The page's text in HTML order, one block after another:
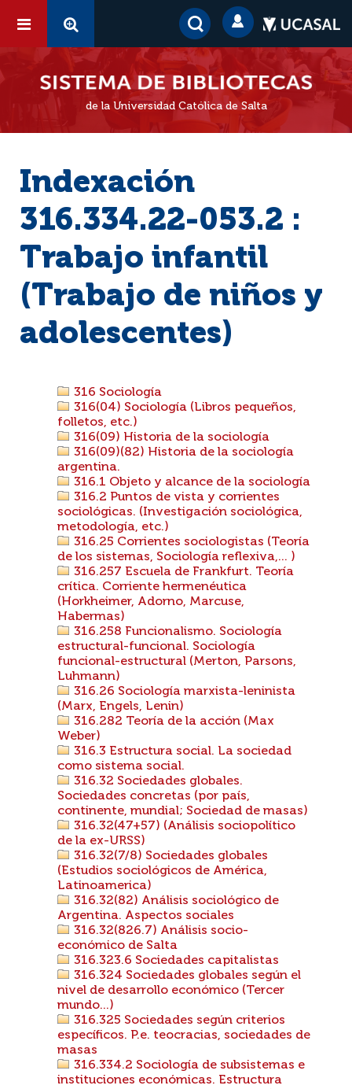
de la Universidad Católica de Salta
Indexación
316.334.22-053.2 :
Trabajo infantil
(Trabajo de niños y
adolescentes)
316 Sociología
316(04) Sociología (Libros pequeños,
folletos, etc.)
316(09) Historia de la sociología
316(09)(82) Historia de la sociología
argentina.
316.1 Objeto y alcance de la sociología
316.2 Puntos de vista y corrientes
sociológicas. (Investigación sociológica,
metodología, etc.)
316.25 Corrientes sociologistas (Teoría
de los sistemas, Sociología reflexiva,... )
316.257 Escuela de Frankfurt. Teoría
crítica. Corriente hermenéutica
(Horkheimer, Adorno, Marcuse,
Habermas)
316.258 Funcionalismo. Sociología
estructural-funcional. Sociología
funcional-estructural (Merton, Parsons,
Luhmann)
316.26 Sociología marxista-leninista
(Marx, Engels, Lenin)
316.282 Teoría de la acción (Max
Weber)
316.3 Estructura social. La sociedad
como sistema social.
316.32 Sociedades globales.
Sociedades concretas (por país,
continente, mundial; Sociedad de masas)
316.32(47+57) (Análisis sociopolítico
de la ex-URSS)
316.32(7/8) Sociedades globales
(Estudios sociológicos de América,
Latinoamerica)
316.32(82) Análisis sociológico de
Argentina. Aspectos sociales
316.32(826.7) Análisis socio-
económico de Salta
316.323.6 Sociedades capitalistas
316.324 Sociedades globales según el
nivel de desarrollo económico (Tercer
mundo...)
316.325 Sociedades según criterios
específicos. P.e. teocracias, sociedades de
masas
316.334.2 Sociología de subsistemas e
instituciones económicas. Estructura